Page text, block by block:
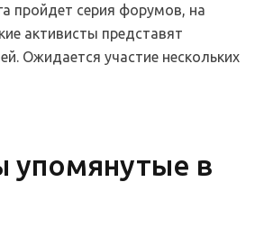
пройдет серия форумов, на
активисты представят
Ожидается участие нескольких
упомянутые в